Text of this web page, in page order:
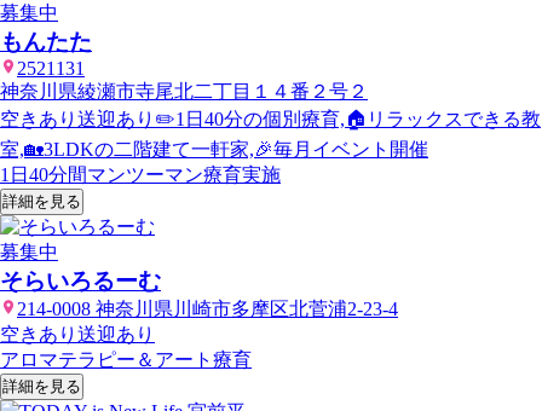
募集中
もんたた
2521131
神奈川県綾瀬市寺尾北二丁目１４番２号２
空きあり 送迎あり ✏️1日40分の個別療育,🏠リラックスできる教
室,🏡3LDKの二階建て一軒家,🎉毎月イベント開催
1日40分間マンツーマン療育実施
詳細を見る
募集中
そらいろるーむ
214-0008 神奈川県川崎市多摩区北菅浦2-23-4
空きあり 送迎あり
アロマテラピー＆アート療育
詳細を見る